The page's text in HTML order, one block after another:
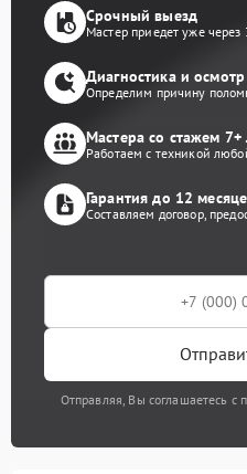
Срочный выезд
Мастер приедет уже
Диагностика и осмотр
Определим причину
Мастера со стажем 7+
Работаем с техникой
Гарантия до 12
Составляем договор,
Отправляя, Вы соглашаетесь с